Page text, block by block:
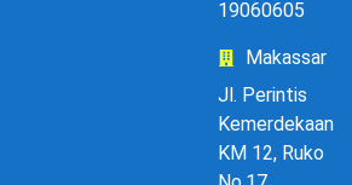
19060605
Makassar
Jl. Perintis
Kemerdekaan
KM 12, Ruko